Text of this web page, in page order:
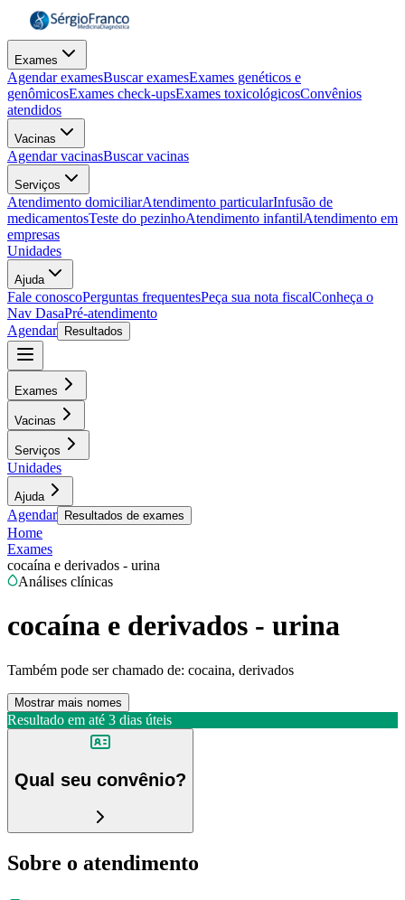
Exames
Agendar examesBuscar examesExames genéticos e
genômicosExames check-upsExames toxicológicosConvênios
atendidos
Vacinas
Agendar vacinasBuscar vacinas
Serviços
Atendimento domiciliarAtendimento particularInfusão de
medicamentosTeste do pezinhoAtendimento infantilAtendimento em
empresas
Unidades
Ajuda
Fale conoscoPerguntas frequentesPeça sua nota fiscalConheça o
Nav DasaPré-atendimento
Agendar
Resultados
Exames
Vacinas
Serviços
Unidades
Ajuda
Agendar Resultados de exames
Home
Exames
cocaína e derivados - urina
Análises clínicas
cocaína e derivados - urina
Também pode ser chamado de: cocaina, derivados
Mostrar mais nomes
Resultado em até 3 dias úteis
Qual seu convênio?
Sobre o atendimento